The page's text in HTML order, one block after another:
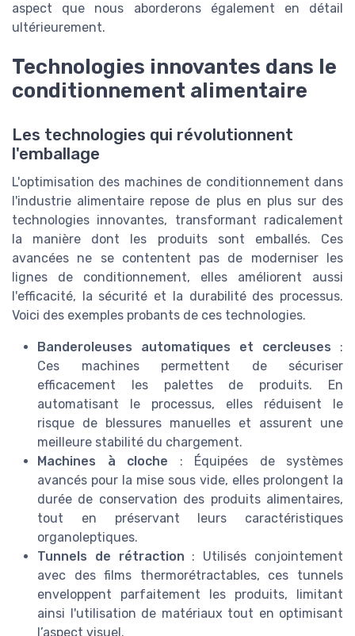
aspect que nous aborderons également en détail
ultérieurement.
Technologies innovantes dans le
conditionnement alimentaire
Les technologies qui révolutionnent
l'emballage
L'optimisation des machines de conditionnement dans
l'industrie alimentaire repose de plus en plus sur des
technologies innovantes, transformant radicalement
la manière dont les produits sont emballés. Ces
avancées ne se contentent pas de moderniser les
lignes de conditionnement, elles améliorent aussi
l'efficacité, la sécurité et la durabilité des processus.
Voici des exemples probants de ces technologies.
Banderoleuses automatiques et cercleuses :
Ces machines permettent de sécuriser
efficacement les palettes de produits. En
automatisant le processus, elles réduisent le
risque de blessures manuelles et assurent une
meilleure stabilité du chargement.
Machines à cloche : Équipées de systèmes
avancés pour la mise sous vide, elles prolongent la
durée de conservation des produits alimentaires,
tout en préservant leurs caractéristiques
organoleptiques.
Tunnels de rétraction : Utilisés conjointement
avec des films thermorétractables, ces tunnels
enveloppent parfaitement les produits, limitant
ainsi l'utilisation de matériaux tout en optimisant
l’aspect visuel.